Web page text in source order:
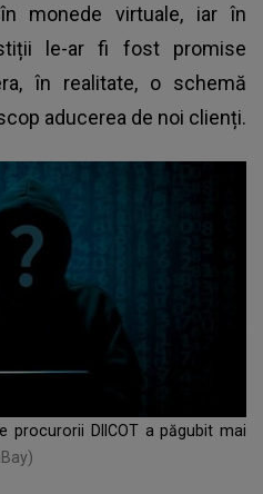
monede virtuale, iar în
le-ar fi fost promise
în realitate, o schemă
aducerea de noi clienți.
procurorii DIICOT a păgubit mai